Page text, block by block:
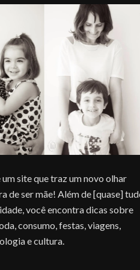
site que traz um novo olhar
de ser mãe! Além de [quase]
você encontra dicas sobre
consumo, festas, viagens,
e cultura.